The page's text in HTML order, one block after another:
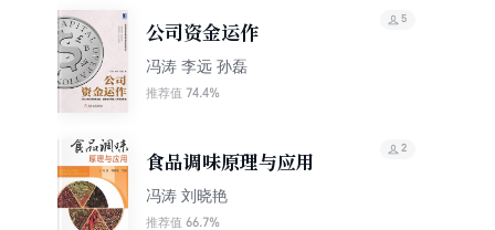
公司资金运作
冯涛 李远 孙磊
推荐值 74.4%
5
食品调味原理与应用
冯涛 刘晓艳
推荐值 66.7%
2